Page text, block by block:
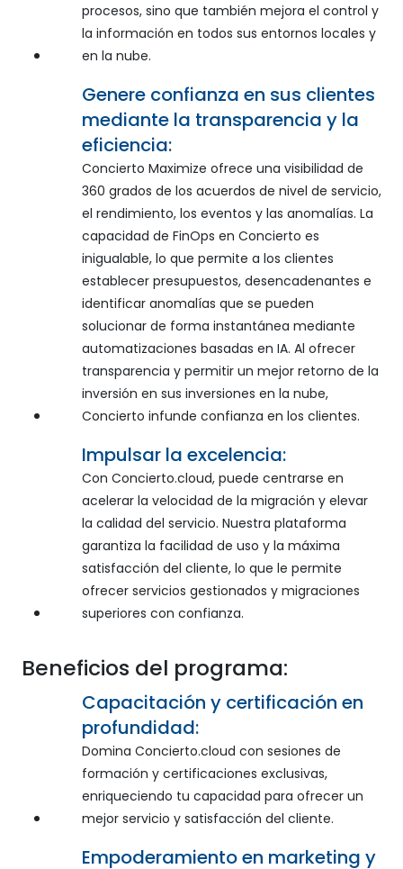
procesos, sino que también mejora el control y
la información en todos sus entornos locales y
en la nube.
Genere confianza en sus clientes
mediante la transparencia y la
eficiencia:
Concierto Maximize ofrece una visibilidad de
360 grados de los acuerdos de nivel de servicio,
el rendimiento, los eventos y las anomalías. La
capacidad de FinOps en Concierto es
inigualable, lo que permite a los clientes
establecer presupuestos, desencadenantes e
identificar anomalías que se pueden
solucionar de forma instantánea mediante
automatizaciones basadas en IA. Al ofrecer
transparencia y permitir un mejor retorno de la
inversión en sus inversiones en la nube,
Concierto infunde confianza en los clientes.
Impulsar la excelencia:
Con Concierto.cloud, puede centrarse en
acelerar la velocidad de la migración y elevar
la calidad del servicio. Nuestra plataforma
garantiza la facilidad de uso y la máxima
satisfacción del cliente, lo que le permite
ofrecer servicios gestionados y migraciones
superiores con confianza.
Beneficios del programa:
Capacitación y certificación en
profundidad:
Domina Concierto.cloud con sesiones de
formación y certificaciones exclusivas,
enriqueciendo tu capacidad para ofrecer un
mejor servicio y satisfacción del cliente.
Empoderamiento en marketing y